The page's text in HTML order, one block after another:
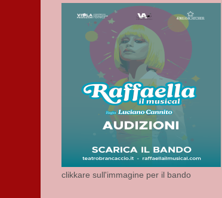
clikkare sull'immagine per il bando